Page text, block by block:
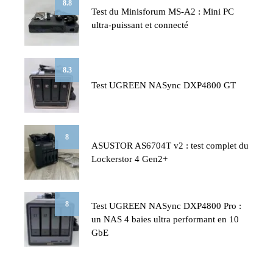
8.8
Test du Minisforum MS-A2 : Mini PC
ultra-puissant et connecté
8.3
Test UGREEN NASync DXP4800 GT
8
ASUSTOR AS6704T v2 : test complet du
Lockerstor 4 Gen2+
8
Test UGREEN NASync DXP4800 Pro :
un NAS 4 baies ultra performant en 10
GbE